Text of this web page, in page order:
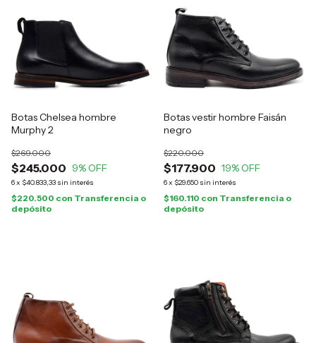
Botas Chelsea hombre
Murphy 2
$245.000
$269.000
9% OFF
6x $40.833,33 sin interés
$220.500 con Transferencia o
depósito
Botas vestir hombre Faisán
negro
$177.900
$220.000
19% OFF
6x $29.650 sin interés
$160.110 con Transferencia o
depósito